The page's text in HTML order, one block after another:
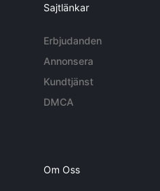
Sajtlänkar
Erbjudanden
Annonsera
Kundtjänst
DMCA
Om Oss